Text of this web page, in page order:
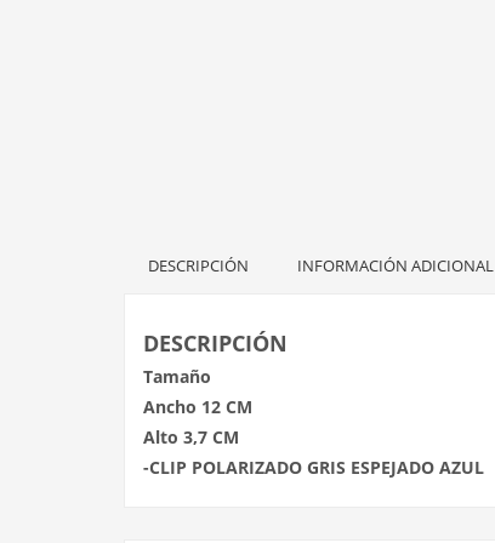
DESCRIPCIÓN INFORMACIÓN ADICIONAL
DESCRIPCIÓN
Tamaño
Ancho 12 CM
Alto 3,7 CM
-CLIP POLARIZADO GRIS ESPEJADO AZUL